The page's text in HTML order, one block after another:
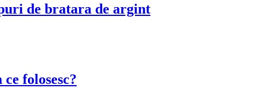
de bratara de argint
folosesc?